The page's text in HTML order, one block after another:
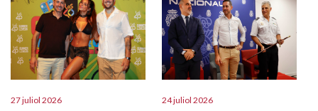
27 juliol 2026 24 juliol 2026